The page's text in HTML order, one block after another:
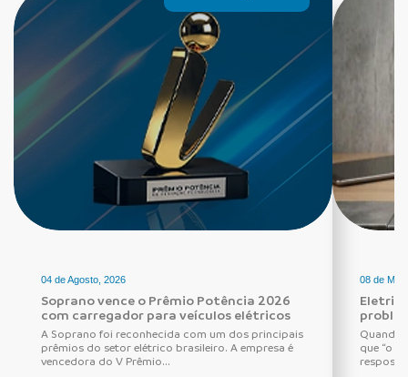
04 de Agosto, 2026
Soprano vence o Prêmio Potência 2026
com carregador para veículos elétricos
A Soprano foi reconhecida com um dos principais
prêmios do setor elétrico brasileiro. A empresa é
vencedora do V Prêmio...
08 de
Quando
que “o
resposta